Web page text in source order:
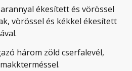
ékesített és vörössel
vörössel és kékkel ékesített
három zöld cserfalevél,